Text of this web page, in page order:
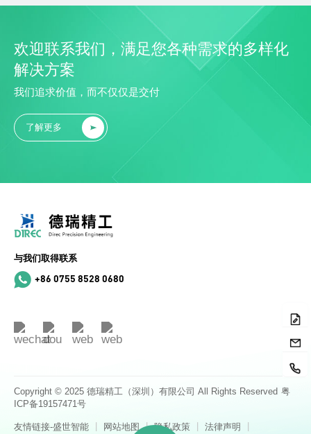
欢迎联系我们，满足您各种需求的多样化
解决方案
我们追求价值，而不仅仅是交付
了解更多
与我们取得联系
+86 0755 8528 0680
Copyright © 2025 德瑞精工（深圳）有限公司 All Rights Reserved 粤
ICP备19157471号
友情链接-盛世智能 网站地图 | 隐私政策 法律声明